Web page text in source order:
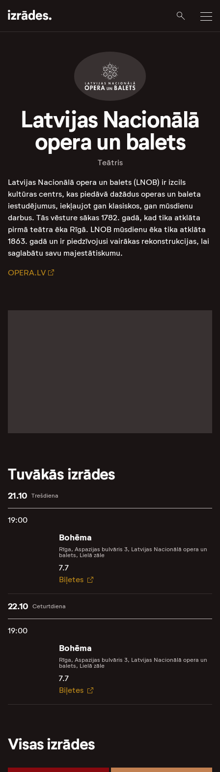
Latvijas Nacionālā
opera un balets
Teātris
Latvijas Nacionālā opera un balets (LNOB) ir izcils
kultūras centrs, kas piedāvā dažādus operas un baleta
iestudējumus, iekļaujot gan klasiskos, gan mūsdienu
darbus. Tās vēsture sākas 1782. gadā, kad tika atklāta
pirmā teātra ēka Rīgā. LNOB mūsdienu ēka tika atklāta
1863. gadā un ir piedzīvojusi vairākas rekonstrukcijas, lai
saglabātu savu majestātiskumu.
OPERA.LV
Tuvākās izrādes
Trešdiena
21.10
19:00
Bohēma
Rīga, Aspazijas bulvāris 3, Latvijas Nacionālā opera un
balets, Lielā zāle
7.7
Biļetes
Ceturtdiena
22.10
19:00
Bohēma
Rīga, Aspazijas bulvāris 3, Latvijas Nacionālā opera un
balets, Lielā zāle
7.7
Biļetes
Visas izrādes